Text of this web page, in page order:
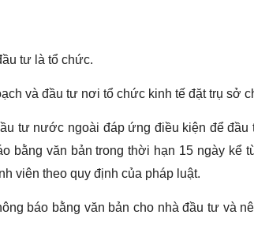
tư là tổ chức.
và đầu tư nơi tổ chức kinh tế đặt trụ sở
tư nước ngoài đáp ứng điều kiện để đầu
bằng văn bản trong thời hạn 15 ngày kể
viên theo quy định của pháp luật.
báo bằng văn bản cho nhà đầu tư và